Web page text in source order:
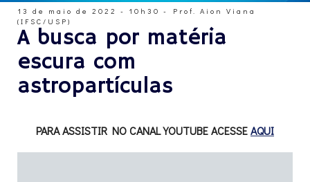
13 de maio de 2022 - 10h30 - Prof. Aion Viana
(IFSC/USP)
A busca por matéria
escura com
astropartículas
PARA ASSISTIR NO CANAL YOUTUBE ACESSEAQUI